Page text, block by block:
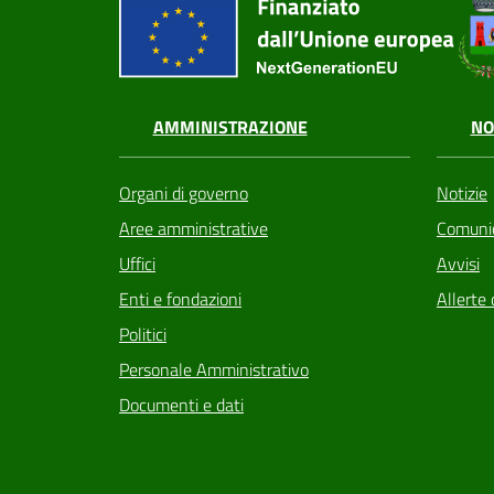
AMMINISTRAZIONE
Organi di governo
Aree amministrative
Uffici
Enti e fondazioni
Politici
Personale Amministrativo
Documenti e dati
Notizie
Avvisi
Allerte